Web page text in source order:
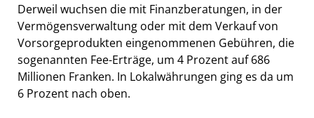
Derweil wuchsen die mit Finanzberatungen, in der
Vermögensverwaltung oder mit dem Verkauf von
Vorsorgeprodukten eingenommenen Gebühren, die
sogenannten Fee-Erträge, um 4 Prozent auf 686
Millionen Franken. In Lokalwährungen ging es da um
6 Prozent nach oben.